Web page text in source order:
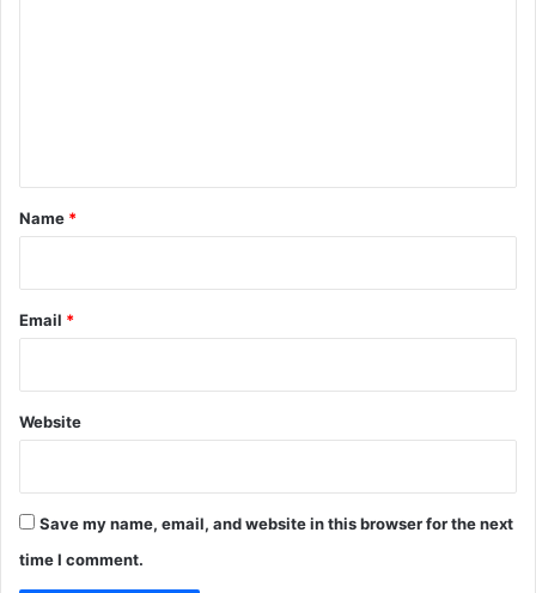
*
Name *
Email *
Website
Save my name, email, and website in this browser for the next
time I comment.